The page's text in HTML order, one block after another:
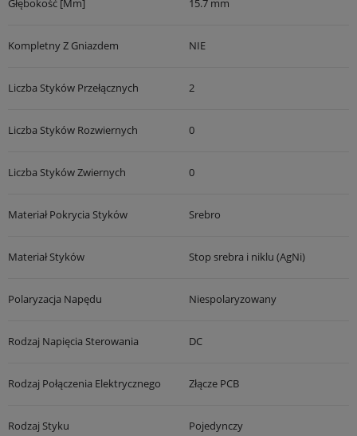
Głębokość [mm] 15.7 mm
Kompletny Z Gniazdem NIE
Liczba Styków Przełącznych 2
Liczba Styków Rozwiernych 0
Liczba Styków Zwiernych 0
Materiał Pokrycia Styków Srebro
Materiał Styków Stop srebra i niklu (AgNi)
Polaryzacja Napędu Niespolaryzowany
Rodzaj Napięcia Sterowania DC
Rodzaj Połączenia Elektrycznego Złącze PCB
Rodzaj Styku Pojedynczy